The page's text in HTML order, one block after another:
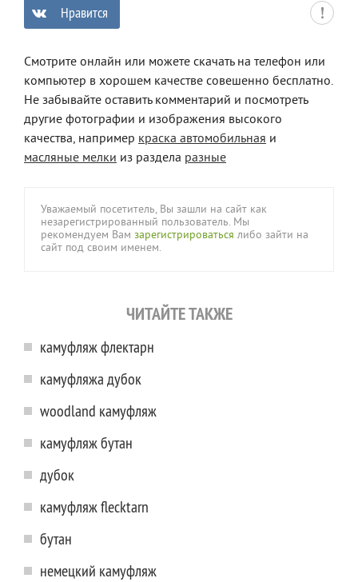
Нравится
Смотрите онлайн или можете скачать на телефон или
компьютер в хорошем качестве совешенно бесплатно.
Не забывайте оставить комментарий и посмотреть
другие фотографии и изображения высокого
качества, например краска автомобильная и
масляные мелки из раздела разные
Уважаемый посетитель, Вы зашли на сайт как
незарегистрированный пользователь. Мы
рекомендуем Вам зарегистрироваться либо зайти на
сайт под своим именем.
ЧИТАЙТЕ ТАКЖЕ
камуфляж флектарн
камуфляжа дубок
woodland камуфляж
камуфляж бутан
дубок
камуфляж flecktarn
бутан
немецкий камуфляж